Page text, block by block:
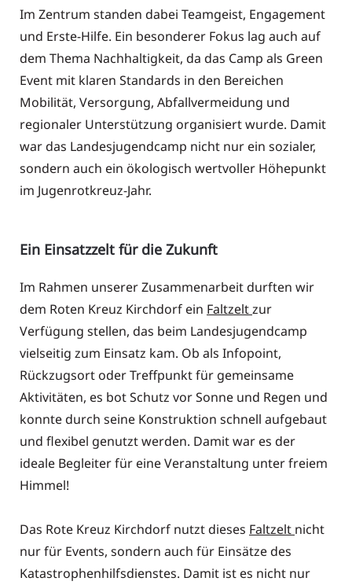
Im Zentrum standen dabei Teamgeist, Engagement
und Erste-Hilfe. Ein besonderer Fokus lag auch auf
dem Thema Nachhaltigkeit, da das Camp als Green
Event mit klaren Standards in den Bereichen
Mobilität, Versorgung, Abfallvermeidung und
regionaler Unterstützung organisiert wurde. Damit
war das Landesjugendcamp nicht nur ein sozialer,
sondern auch ein ökologisch wertvoller Höhepunkt
im Jugenrotkreuz-Jahr.
Ein Einsatzzelt für die Zukunft
Im Rahmen unserer Zusammenarbeit durften wir
dem Roten Kreuz Kirchdorf ein Faltzeltzur
Verfügung stellen, das beim Landesjugendcamp
vielseitig zum Einsatz kam. Ob als Infopoint,
Rückzugsort oder Treffpunkt für gemeinsame
Aktivitäten, es bot Schutz vor Sonne und Regen und
konnte durch seine Konstruktion schnell aufgebaut
und flexibel genutzt werden. Damit war es der
ideale Begleiter für eine Veranstaltung unter freiem
Himmel!
Das Rote Kreuz Kirchdorf nutzt dieses Faltzelt nicht
nur für Events, sondern auch für Einsätze des
Katastrophenhilfsdienstes. Damit ist es nicht nur